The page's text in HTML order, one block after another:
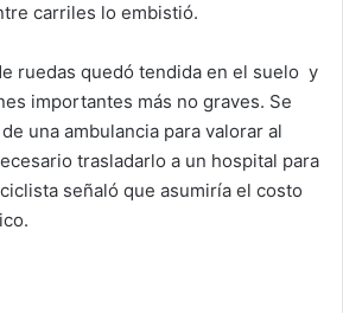
carriles lo embistió.
ruedas quedó tendida en el suelo y
importantes más no graves. Se
una ambulancia para valorar al
trasladarlo a un hospital para
señaló que asumiría el costo